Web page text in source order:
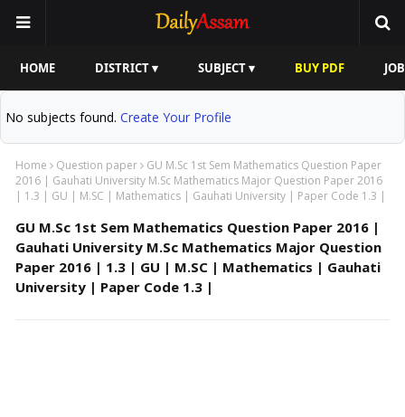
HOME DISTRICT ▾ SUBJECT ▾ BUY PDF
No subjects found. Create Your Profile
Home Question paper
GU M.Sc 1st Sem Mathematics Question Paper
2016 | Gauhati University M.Sc Mathematics Major Question Paper 2016
| 1.3 | GU | M.SC | Mathematics | Gauhati University | Paper Code 1.3 |
GU M.Sc 1st Sem Mathematics Question Paper 2016 |
Gauhati University M.Sc Mathematics Major Question
Paper 2016 | 1.3 | GU | M.SC | Mathematics | Gauhati
University | Paper Code 1.3 |